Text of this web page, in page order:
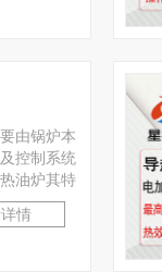
由锅炉本
控制系统
油炉其特
洁、无污
全自动，
情